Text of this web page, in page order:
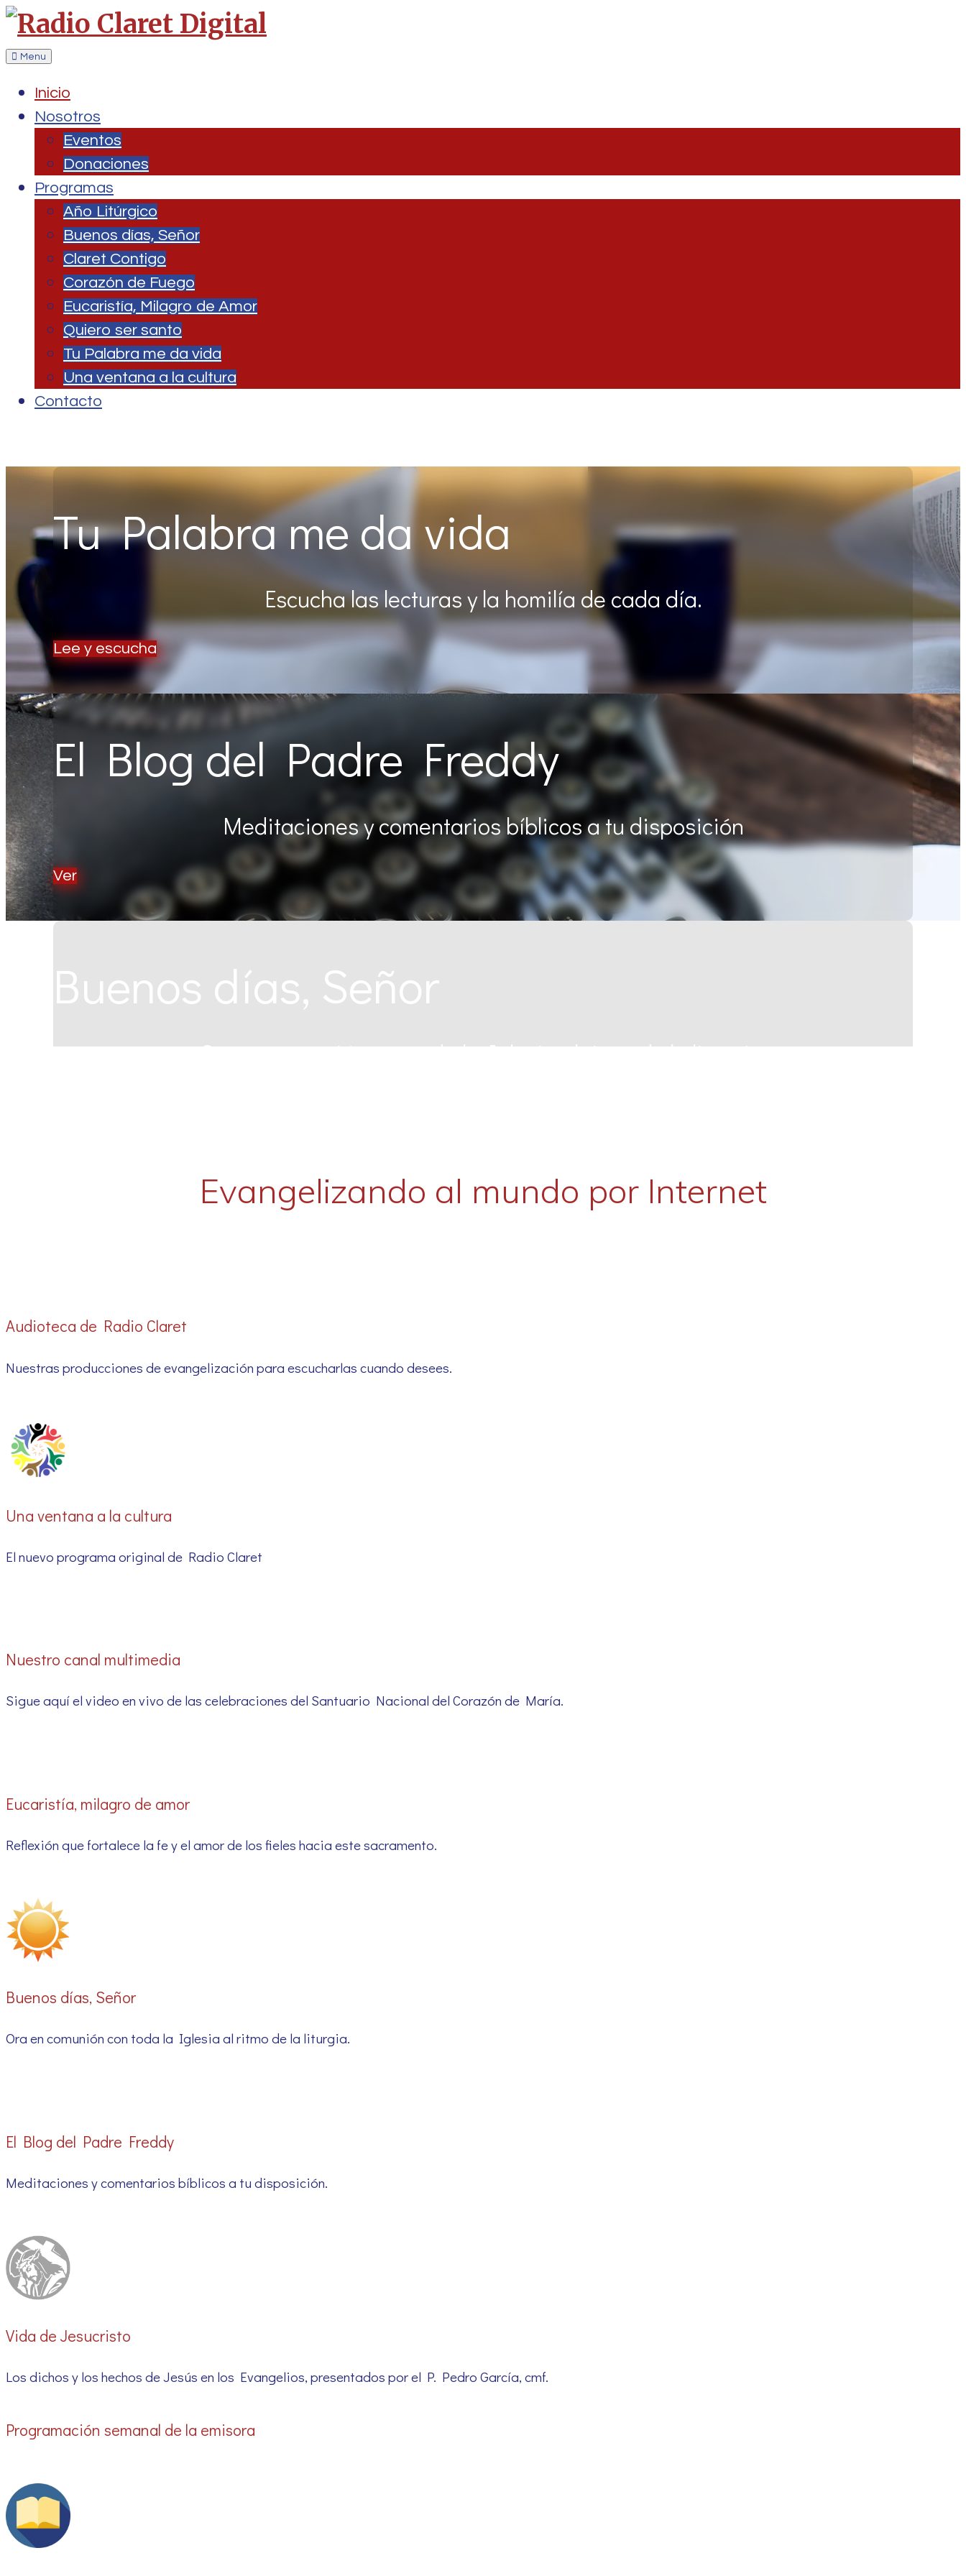
Menu
Inicio
Nosotros
Eventos
Donaciones
Programas
Año Litúrgico
Buenos días, Señor
Claret Contigo
Corazón de Fuego
Eucaristía, Milagro de Amor
Quiero ser santo
Tu Palabra me da vida
Una ventana a la cultura
Contacto
Tu Palabra me da vida
Escucha las lecturas y la homilía de cada día.
Lee y escucha
El Blog del Padre Freddy
Meditaciones y comentarios bíblicos a tu disposición
Ver
Buenos días, Señor
Ora en comunión con toda la Iglesia al ritmo de la liturgia.
Eucaristía, milagro de amor
Conócela
Evangelizando al mundo por Internet
Audioteca de Radio Claret
Nuestras producciones de evangelización para escucharlas cuando desees.
Una ventana a la cultura
El nuevo programa original de Radio Claret
Nuestro canal multimedia
Sigue aquí el video en vivo de las celebraciones del Santuario Nacional del Corazón de María.
Eucaristía, milagro de amor
Reflexión que fortalece la fe y el amor de los fieles hacia este sacramento.
Buenos días, Señor
Ora en comunión con toda la Iglesia al ritmo de la liturgia.
El Blog del Padre Freddy
Meditaciones y comentarios bíblicos a tu disposición.
Vida de Jesucristo
Los dichos y los hechos de Jesús en los Evangelios, presentados por el P. Pedro García, cmf.
Programación semanal de la emisora